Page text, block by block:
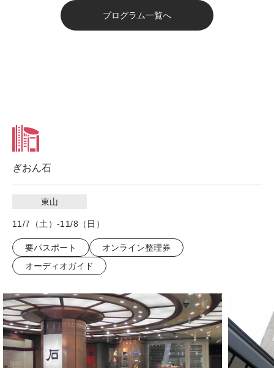
プログラム一覧へ
ぎおん石
東山
11/7（土）-11/8（日）
要パスポート
オンライン整理券
オーディオガイド